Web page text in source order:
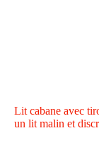
Lit cabane avec
un lit malin et